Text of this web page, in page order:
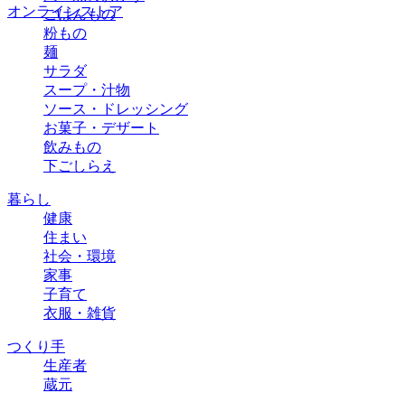
オンラインストア
ごはんもの
粉もの
麺
サラダ
スープ・汁物
ソース・ドレッシング
お菓子・デザート
飲みもの
下ごしらえ
暮らし
健康
住まい
社会・環境
家事
子育て
衣服・雑貨
つくり手
生産者
蔵元